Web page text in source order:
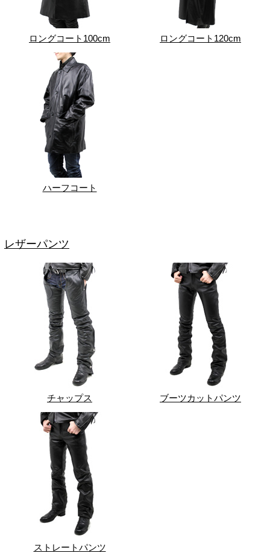
ロングコート100cm ロングコート120cm
ハーフコート
レザーパンツ
チャップス ブーツカットパンツ
ストレートパンツ